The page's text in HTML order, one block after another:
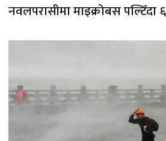
नवलपरासीमा माइक्रोबस पल्टिँदा